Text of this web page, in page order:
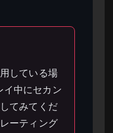
している場
中にセカン
てみてくだ
ーティング